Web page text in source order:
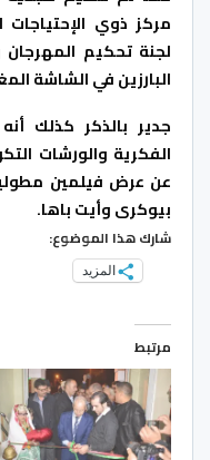
مركز ذوي
لجنة تحكيم المهرجان
البارزين في الشاشة
جدير بالذكر كذلك
الفكرية والورشات
عن عرض فيلمين
بيوكرى وأيت باها.
شارك هذا الموضوع:
المزيد
مرتبط